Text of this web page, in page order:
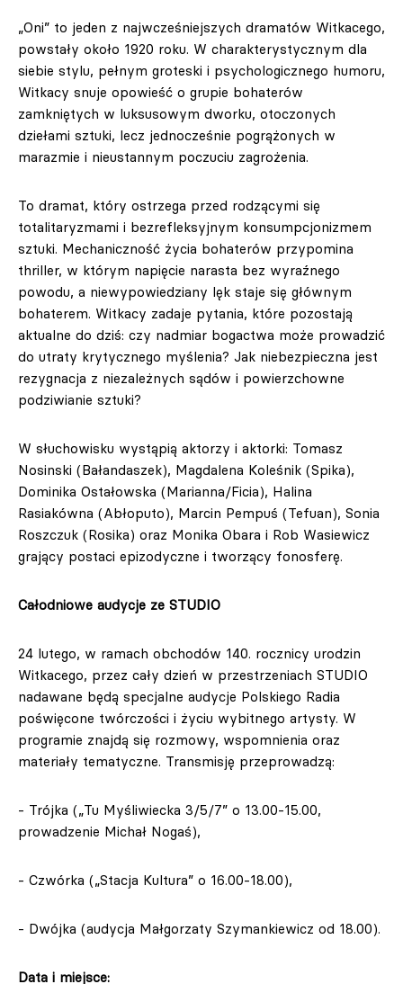
„Oni” to jeden z najwcześniejszych dramatów Witkacego,
powstały około 1920 roku. W charakterystycznym dla
siebie stylu, pełnym groteski i psychologicznego humoru,
Witkacy snuje opowieść o grupie bohaterów
zamkniętych w luksusowym dworku, otoczonych
dziełami sztuki, lecz jednocześnie pogrążonych w
marazmie i nieustannym poczuciu zagrożenia.
To dramat, który ostrzega przed rodzącymi się
totalitaryzmami i bezrefleksyjnym konsumpcjonizmem
sztuki. Mechaniczność życia bohaterów przypomina
thriller, w którym napięcie narasta bez wyraźnego
powodu, a niewypowiedziany lęk staje się głównym
bohaterem. Witkacy zadaje pytania, które pozostają
aktualne do dziś: czy nadmiar bogactwa może prowadzić
do utraty krytycznego myślenia? Jak niebezpieczna jest
rezygnacja z niezależnych sądów i powierzchowne
podziwianie sztuki?
W słuchowisku wystąpią aktorzy i aktorki: Tomasz
Nosinski (Bałandaszek), Magdalena Koleśnik (Spika),
Dominika Ostałowska (Marianna/Ficia), Halina
Rasiakówna (Abłoputo), Marcin Pempuś (Tefuan), Sonia
Roszczuk (Rosika) oraz Monika Obara i Rob Wasiewicz
grający postaci epizodyczne i tworzący fonosferę.
Całodniowe audycje ze STUDIO
24 lutego, w ramach obchodów 140. rocznicy urodzin
Witkacego, przez cały dzień w przestrzeniach STUDIO
nadawane będą specjalne audycje Polskiego Radia
poświęcone twórczości i życiu wybitnego artysty. W
programie znajdą się rozmowy, wspomnienia oraz
materiały tematyczne. Transmisję przeprowadzą:
- Trójka („Tu Myśliwiecka 3/5/7” o 13.00-15.00,
prowadzenie Michał Nogaś),
- Czwórka („Stacja Kultura” o 16.00-18.00),
- Dwójka (audycja Małgorzaty Szymankiewicz od 18.00).
Data i miejsce: